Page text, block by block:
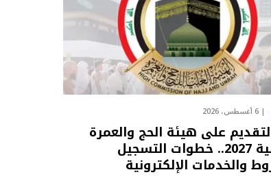
6 أغسطس، 2026
على هيئة الحج والعمرة
العراقية 2027.. خطوات التسجيل
والخدمات الإلكترونية